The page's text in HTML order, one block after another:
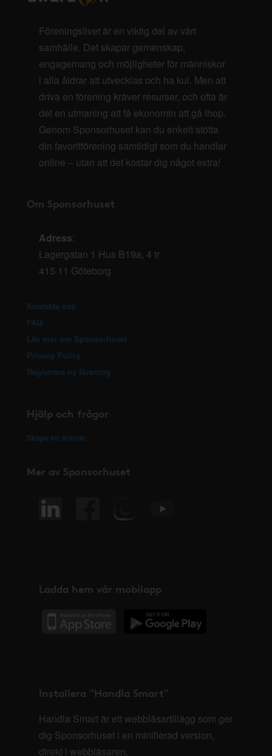
Föreningslivet är en viktig del av vårt
samhälle. Det skapar gemenskap,
engagemang och möjligheter för människor
i alla åldrar att utvecklas och ha kul. Men att
driva en förening kräver resurser, och ofta är
det en utmaning att få ekonomin att gå ihop.
Genom Sponsorhuset kan du enkelt stötta
din favoritförening samtidigt som du handlar
online – utan att det kostar dig något extra!
Om Sponsorhuset
Adress:
Lagergatan 1 Hus B19a, 4 tr
415 11 Göteborg
Kontakta oss
FAQ
Läs mer om Sponsorhuset
Privacy Policy
Registrera ny förening
Hjälp och frågor
Skapa ett ärende
Mer av Sponsorhuset
Ladda hem vår mobilapp
Installera "Handla Smart"
Handla Smart är ett webbläsartillägg som ger
dig Sponsorhuset i en minifierad version,
direkt i webbläsaren.